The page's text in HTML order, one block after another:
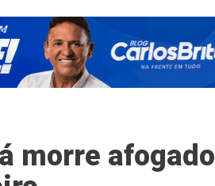
morre afogado